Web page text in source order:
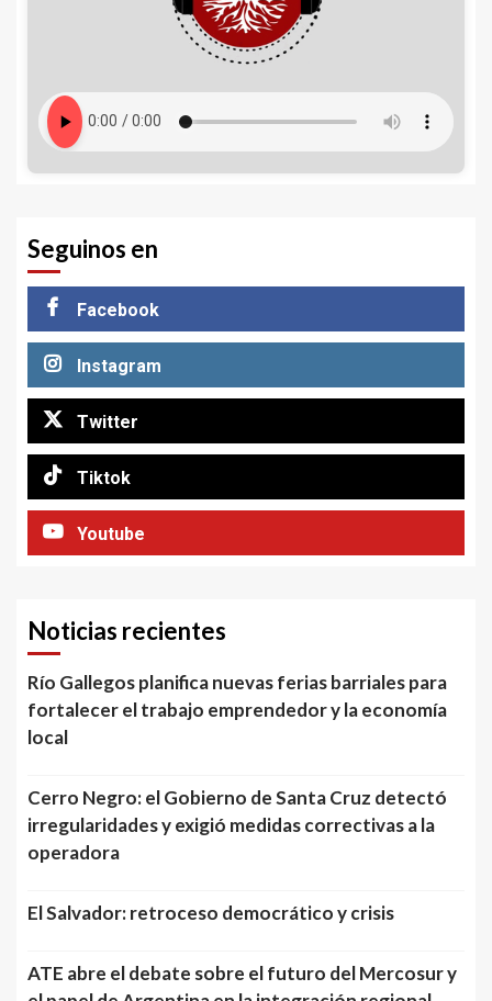
Seguinos en
Facebook
Instagram
Twitter
Tiktok
Youtube
Noticias recientes
Río Gallegos planifica nuevas ferias barriales para
fortalecer el trabajo emprendedor y la economía
local
Cerro Negro: el Gobierno de Santa Cruz detectó
irregularidades y exigió medidas correctivas a la
operadora
El Salvador: retroceso democrático y crisis
ATE abre el debate sobre el futuro del Mercosur y